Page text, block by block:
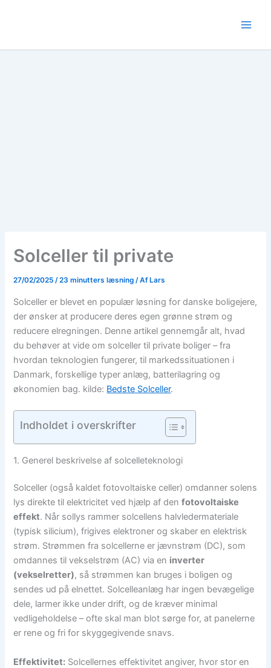
Solceller til private
27/02/2025/23 minutters læsning / Af Lars
Solceller er blevet en populær løsning for danske boligejere,
der ønsker at producere deres egen grønne strøm og
reducere elregningen. Denne artikel gennemgår alt, hvad
du behøver at vide om solceller til private boliger – fra
hvordan teknologien fungerer, til markedssituationen i
Danmark, forskellige typer anlæg, batterilagring og
økonomien bag. kilde: Bedste Solceller.
Indholdet i overskrifter
1. Generel beskrivelse af solcelleteknologi
Solceller (også kaldet fotovoltaiske celler) omdanner solens
lys direkte til elektricitet ved hjælp af denfotovoltaiske
effekt. Når sollys rammer solcellens halvledermateriale
(typisk silicium), frigives elektroner og skaber en elektrisk
strøm. Strømmen fra solcellerne er jævnstrøm (DC), som
omdannes til vekselstrøm (AC) via en inverter
(vekselretter), så strømmen kan bruges i boligen og
sendes ud på elnettet. Solcelleanlæg har ingen bevægelige
dele, larmer ikke under drift, og de kræver minimal
vedligeholdelse – ofte skal man blot sørge for, at panelerne
er rene og fri for skyggegivende snavs.
Effektivitet: Solcellernes effektivitet angiver, hvor stor en